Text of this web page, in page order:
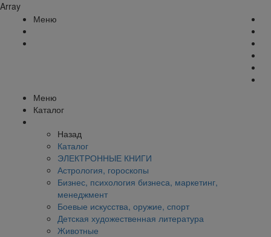
Array
Меню
Меню
Каталог
Назад
Каталог
ЭЛЕКТРОННЫЕ КНИГИ
Астрология, гороскопы
Бизнес, психология бизнеса, маркетинг,
менеджмент
Боевые искусства, оружие, спорт
Детская художественная литература
Животные